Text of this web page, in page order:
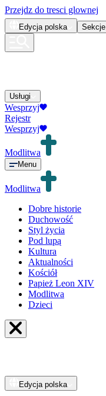
Przejdz do tresci glownej
Edycja polska Sekcje
Usługi
Wesprzyj
Rejestr
Wesprzyj
Modlitwa
Menu
Modlitwa
Dobre historie
Duchowość
Styl życia
Pod lupą
Kultura
Aktualności
Kościół
Papież Leon XIV
Modlitwa
Dzieci
Edycja polska